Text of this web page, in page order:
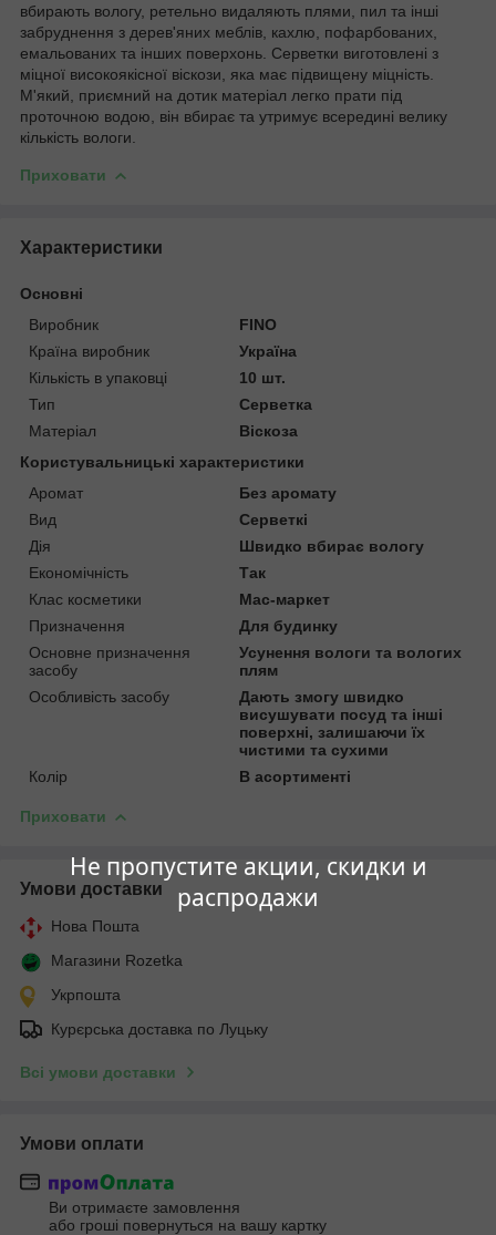
Не пропустите акции, скидки и
распродажи
вбирають вологу, ретельно видаляють плями, пил та інші
забруднення з дерев'яних меблів, кахлю, пофарбованих,
емальованих та інших поверхонь. Серветки виготовлені з
міцної високоякісної віскози, яка має підвищену міцність.
М'який, приємний на дотик матеріал легко прати під
проточною водою, він вбирає та утримує всередині велику
кількість вологи.
Приховати
Характеристики
Основні
Виробник
FINO
Країна виробник
Україна
Кількість в упаковці
10 шт.
Тип
Серветка
Матеріал
Віскоза
Користувальницькі характеристики
Аромат
Без аромату
Вид
Серветкі
Дія
Швидко вбирає вологу
Економічність
Так
Клас косметики
Мас-маркет
Призначення
Для будинку
Основне призначення
засобу
Усунення вологи та вологих
плям
Особливість засобу
Дають змогу швидко
висушувати посуд та інші
поверхні, залишаючи їх
чистими та сухими
Колір
В асортименті
Приховати
Умови доставки
Нова Пошта
Магазини Rozetka
Укрпошта
Курєрська доставка по Луцьку
Всі умови доставки
Умови оплати
Ви отримаєте замовлення
або гроші повернуться на вашу картку